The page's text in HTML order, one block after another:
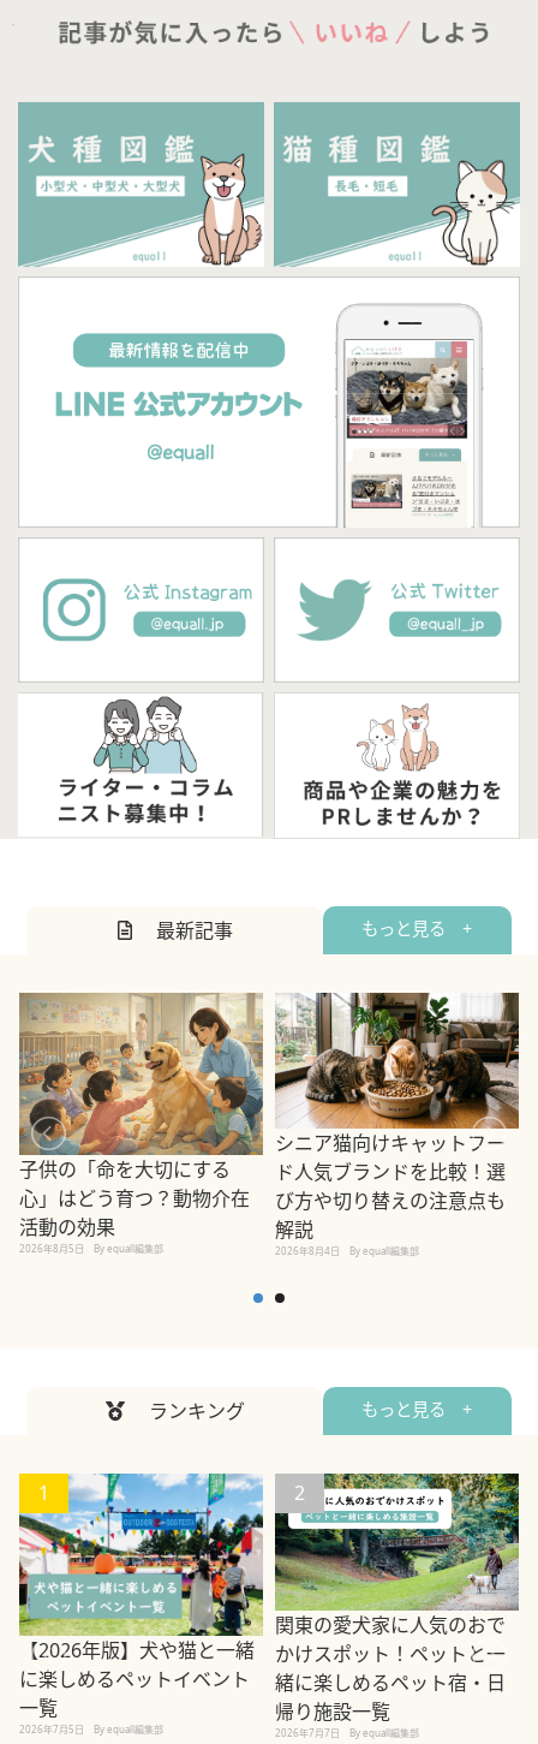
最新記事 もっと見る +
子供の「命を大切にする
心」はどう育つ？動物介在
活動の効果
2026年8月5日 By equall編集部
シニア猫向けキャットフー
ド人気ブランドを比較！選
び方や切り替えの注意点も
解説
2026年8月4日 By equall編集部
ランキング もっと見る +
1
【2026年版】犬や猫と一緒
に楽しめるペットイベント
一覧
2026年7月5日 By equall編集部
2
関東の愛犬家に人気のおで
かけスポット！ペットと一
緒に楽しめるペット宿・日
帰り施設一覧
2026年7月7日 By equall編集部